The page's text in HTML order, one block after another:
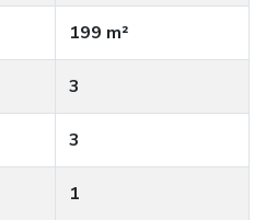
199 m²
3
3
1